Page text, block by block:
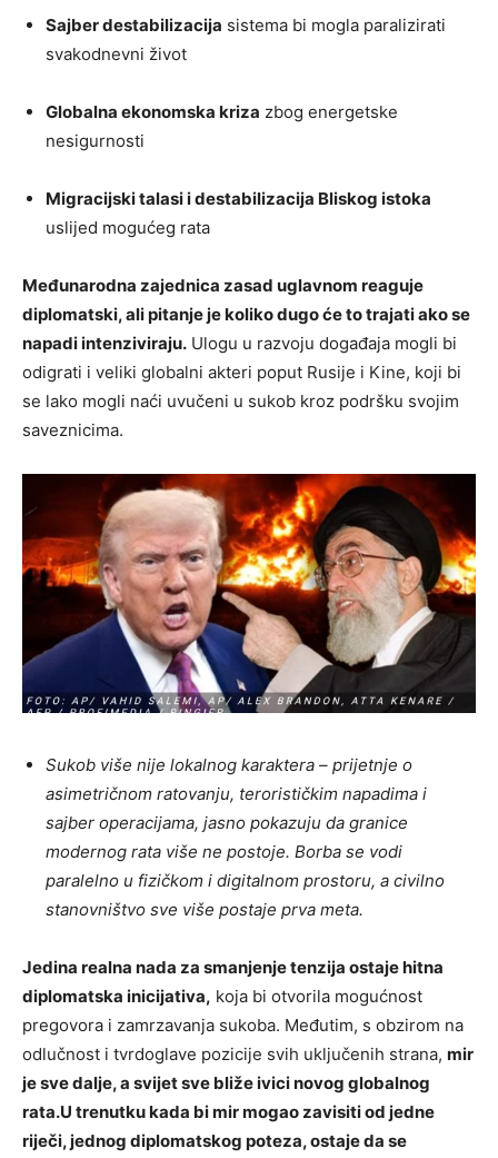
Sajber destabilizacija sistema bi mogla paralizirati
svakodnevni život
Globalna ekonomska kriza zbog energetske
nesigurnosti
Migracijski talasi i destabilizacija Bliskog istoka
uslijed mogućeg rata
Međunarodna zajednica zasad uglavnom reaguje
diplomatski, ali pitanje je koliko dugo će to trajati ako se
napadi intenziviraju. Ulogu u razvoju događaja mogli bi
odigrati i veliki globalni akteri poput Rusije i Kine, koji bi
se lako mogli naći uvučeni u sukob kroz podršku svojim
saveznicima.
Sukob više nije lokalnog karaktera – prijetnje o
asimetričnom ratovanju, terorističkim napadima i
sajber operacijama, jasno pokazuju da granice
modernog rata više ne postoje. Borba se vodi
paralelno u fizičkom i digitalnom prostoru, a civilno
stanovništvo sve više postaje prva meta.
Jedina realna nada za smanjenje tenzija ostaje hitna
diplomatska inicijativa, koja bi otvorila mogućnost
pregovora i zamrzavanja sukoba. Međutim, s obzirom na
odlučnost i tvrdoglave pozicije svih uključenih strana, mir
je sve dalje, a svijet sve bliže ivici novog globalnog
rata.U trenutku kada bi mir mogao zavisiti od jedne
riječi, jednog diplomatskog poteza, ostaje da se